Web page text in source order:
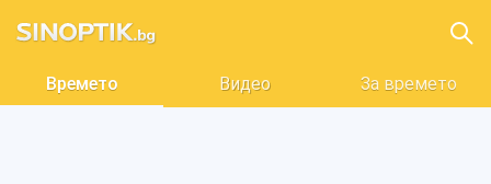
Времето Видео За времето